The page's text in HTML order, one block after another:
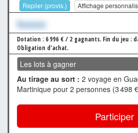
Replier (provis.) Affichage
Xxxxxxx
Dotation : 6 996 € / 2 gagnants. Fin du jeu :
Obligation d'achat.
Les lots à gagner
Au tirage au sort : 2 voyage en
Martinique pour 2 personnes (3 498
Participer